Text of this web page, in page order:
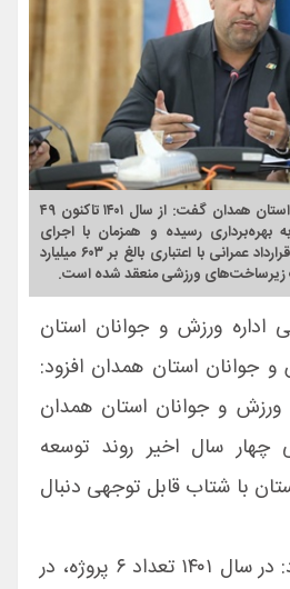
مدیرکل ورزش و جوانان استان همدان گفت: از سال ۱۴۰۱ تاکنون ۴۹
بهره‌برداری رسیده و همزمان با اجرای
طرح‌های توسعه‌ای، ۳۹۵ قرارداد عمرانی با اعتباری بالغ بر ۶۰۳ میلیارد
زیرساخت‌های ورزشی منعقد شده است.
اداره ورزش و جوانان استان
جوانان استان همدان افزود:
ورزش و جوانان استان همدان
سال اخیر روند توسعه
با شتاب قابل توجهی دنبال
علی حقیقی تصریح کرد: در سال ۱۴۰۱ تعداد ۶ پروژه، در